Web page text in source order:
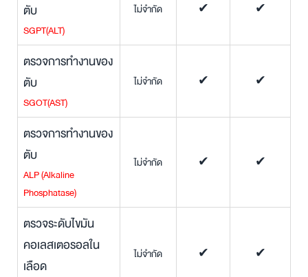
ตับ
SGPT(ALT)
ไม่จำกัด ✔ ✔
ตรวจการทำงานของ
ตับ
SGOT(AST)
ไม่จำกัด ✔ ✔
ตรวจการทำงานของ
ตับ
ALP (Alkaline
Phosphatase)
ไม่จำกัด ✔ ✔
ตรวจระดับไขมัน
คอเลสเตอรอลใน
เลือด
ไม่จำกัด ✔ ✔